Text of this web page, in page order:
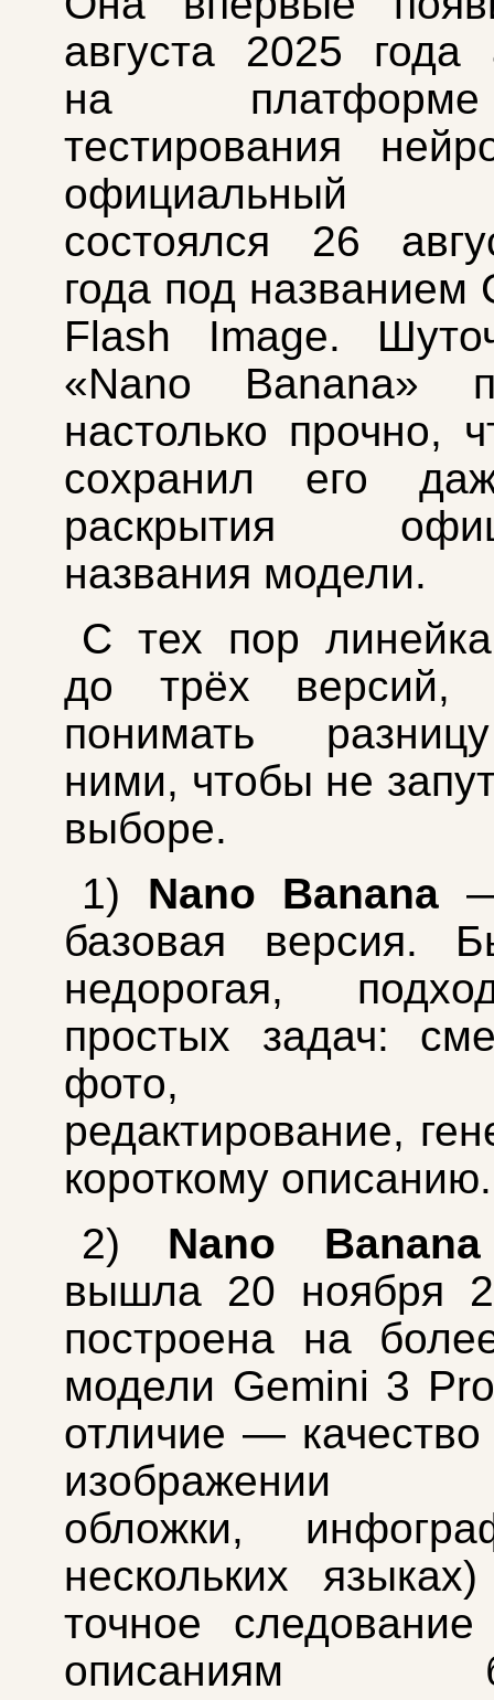
августа 2025 года
на
тестирования
состоялся 26
года под названием
Flash Image.
«Nano Banana»
настолько прочно,
сохранил его
раскрытия
названия модели.
С тех пор
до трёх версий,
понимать
ними, чтобы не
выборе.
1) Nano Banana
базовая версия.
недорогая,
простых задач:
фото,
редактирование,
короткому описанию.
2) Nano
вышла 20 ноября
построена на
модели Gemini 3
отличие — качество
изображении
обложки,
нескольких
точное
описаниям